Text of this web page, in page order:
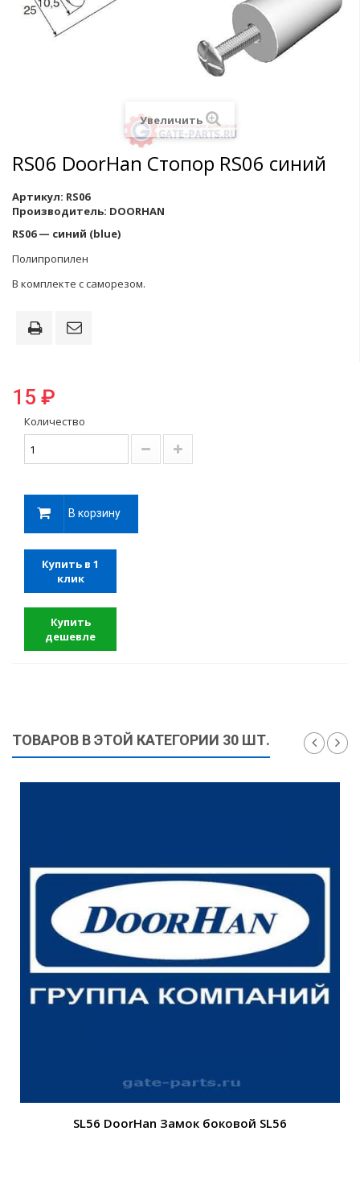
Увеличить
RS06 DoorHan Стопор RS06 синий
Артикул: RS06
Производитель: DOORHAN
RS06 — синий (blue)
Полипропилен
В комплекте с саморезом.
15 ₽
Количество
В корзину
Купить в 1
клик
Купить
дешевле
ТОВАРОВ В ЭТОЙ КАТЕГОРИИ 30 ШТ.
SL56 DoorHan Замок боковой SL56